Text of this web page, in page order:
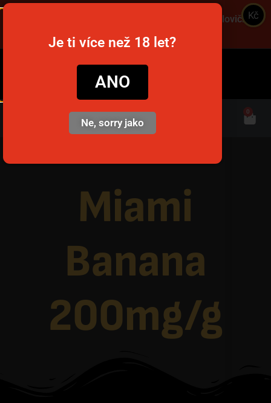
Objednajte cez víkend a získajte dopravu za polovičnú
snusim.to
0
Miami
Banana
200mg/g
Kč
Je ti více než 18 let?
ANO
Ne, sorry jako